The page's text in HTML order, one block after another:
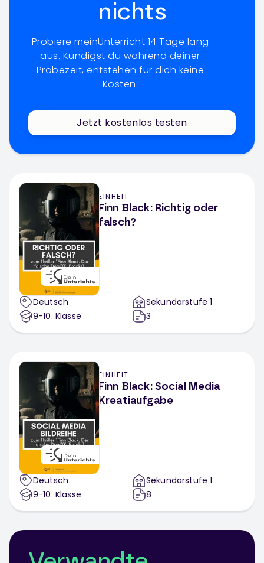
nichts
Probiere meinUnterricht 14 Tage lang
aus. Kündigst du während deiner
Probezeit, entstehen für dich keine
Kosten.
Jetzt kostenlos testen
EINHEIT
Finn Black: Richtig oder
falsch?
Deutsch
9-10. Klasse
Sekundarstufe 1
3
EINHEIT
Finn Black: Social Media
Kreatiaufgabe
Deutsch
9-10. Klasse
Sekundarstufe 1
8